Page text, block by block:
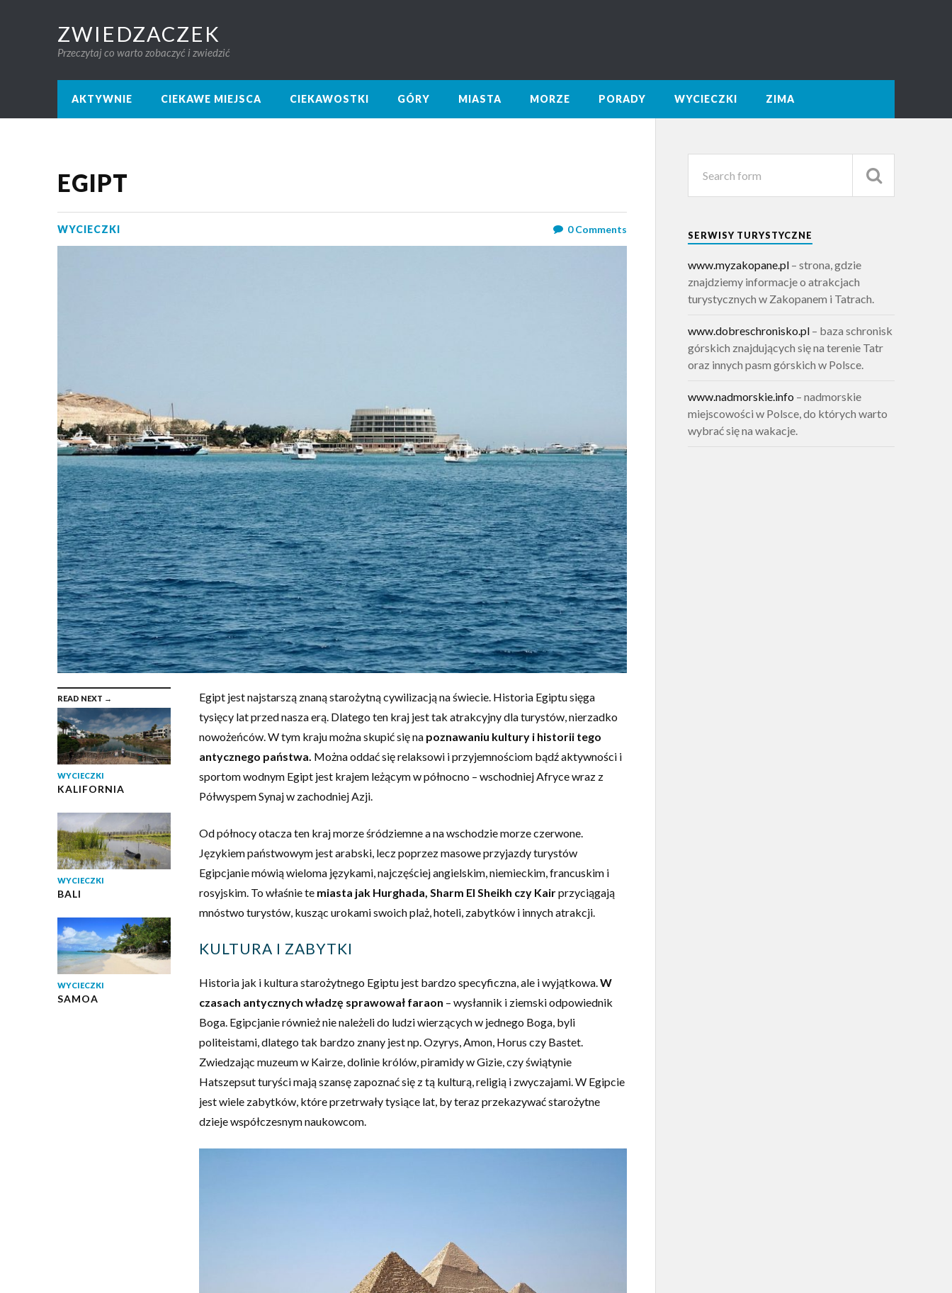
ZWIEDZACZEK
Przeczytaj co warto zobaczyć i zwiedzić
AKTYWNIE CIEKAWE MIEJSCA CIEKAWOSTKI GÓRY MIASTA MORZE PORADY WYCIECZKI ZIMA
EGIPT
WYCIECZKI 0Comments
READ NEXT →
WYCIECZKI
KALIFORNIA
WYCIECZKI
BALI
WYCIECZKI
SAMOA
Egipt jest najstarszą znaną starożytną cywilizacją na świecie. Historia Egiptu sięga
tysięcy lat przed nasza erą. Dlatego ten kraj jest tak atrakcyjny dla turystów, nierzadko
nowożeńców. W tym kraju można skupić się na poznawaniu kultury i historii tego
antycznego państwa. Można oddać się relaksowi i przyjemnościom bądź aktywności i
sportom wodnym Egipt jest krajem leżącym w północno – wschodniej Afryce wraz z
Półwyspem Synaj w zachodniej Azji.
Od północy otacza ten kraj morze śródziemne a na wschodzie morze czerwone.
Językiem państwowym jest arabski, lecz poprzez masowe przyjazdy turystów
Egipcjanie mówią wieloma językami, najczęściej angielskim, niemieckim, francuskim i
rosyjskim. To właśnie te miasta jak Hurghada, Sharm El Sheikh czy Kairprzyciągają
mnóstwo turystów, kusząc urokami swoich plaż, hoteli, zabytków i innych atrakcji.
KULTURA I ZABYTKI
Historia jak i kultura starożytnego Egiptu jest bardzo specyficzna, ale i wyjątkowa.W
czasach antycznych władzę sprawował faraon – wysłannik i ziemski odpowiednik
Boga. Egipcjanie również nie należeli do ludzi wierzących w jednego Boga, byli
politeistami, dlatego tak bardzo znany jest np. Ozyrys, Amon, Horus czy Bastet.
Zwiedzając muzeum w Kairze, dolinie królów, piramidy w Gizie, czy świątynie
Hatszepsut turyści mają szansę zapoznać się z tą kulturą, religią i zwyczajami. W Egipcie
jest wiele zabytków, które przetrwały tysiące lat, by teraz przekazywać starożytne
dzieje współczesnym naukowcom.
SERWISY TURYSTYCZNE
www.myzakopane.pl– strona, gdzie
znajdziemy informacje o atrakcjach
turystycznych w Zakopanem i Tatrach.
www.dobreschronisko.pl– baza schronisk
górskich znajdujących się na terenie Tatr
oraz innych pasm górskich w Polsce.
www.nadmorskie.info – nadmorskie
miejscowości w Polsce, do których warto
wybrać się na wakacje.